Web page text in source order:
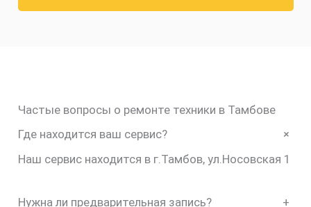
Частые вопросы о ремонте техники в Тамбове
Где находится ваш сервис?
+
Наш сервис находится в г.Тамбов, ул.Носовская 1
Нужна ли предварительная запись? +